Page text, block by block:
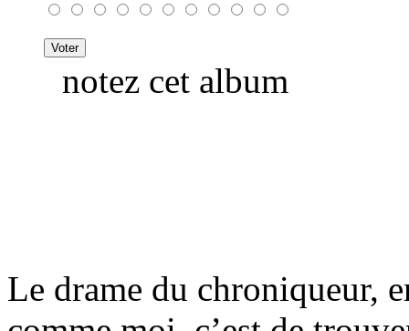
notez cet album
Le drame du chroniqueur,